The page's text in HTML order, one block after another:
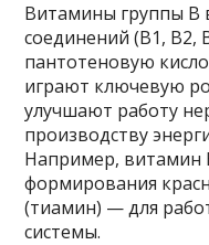
Витамины группы В
соединений (В1, В2,
пантотеновую
играют ключевую
улучшают работу
производству
Например, витамин
формирования
(тиамин) — для
системы.